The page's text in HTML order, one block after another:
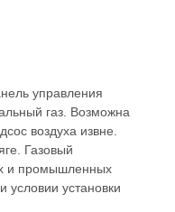
управления
газ. Возможна
воздуха извне.
Газовый
и промышленных
установки